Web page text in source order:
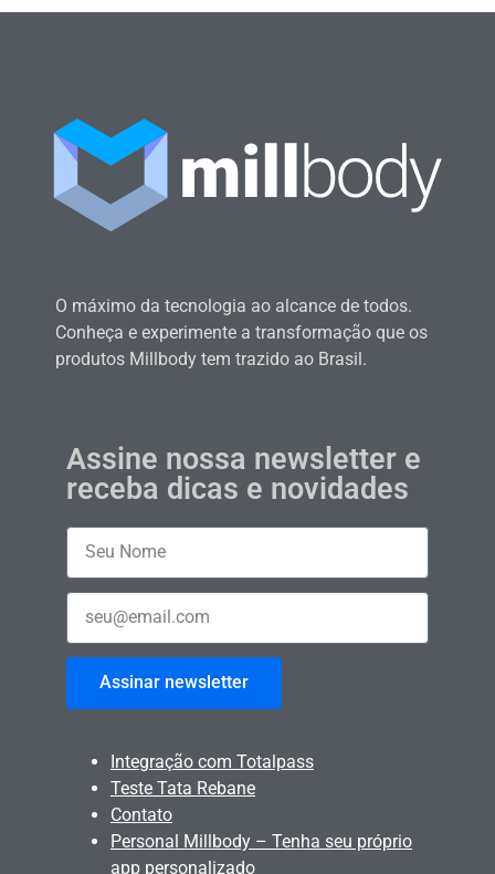
O máximo da tecnologia ao alcance de todos.
Conheça e experimente a transformação que os
produtos Millbody tem trazido ao Brasil.
Assine nossa newsletter e
receba dicas e novidades
Assinar newsletter
Integração com Totalpass
Teste Tata Rebane
Contato
Personal Millbody – Tenha seu próprio
app personalizado